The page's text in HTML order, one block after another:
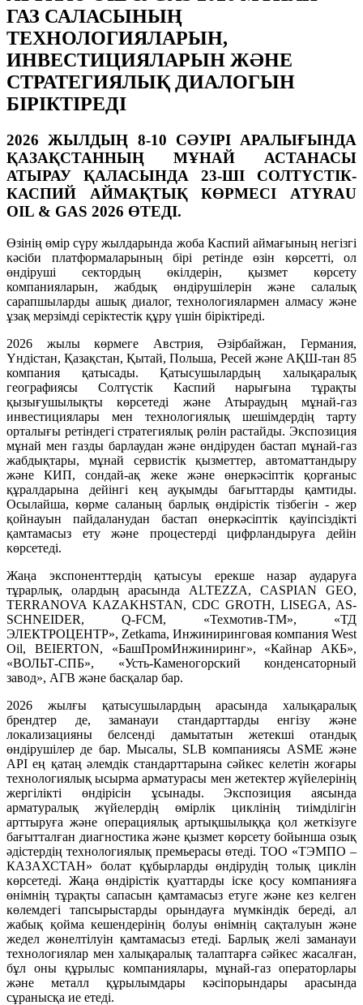
ГАЗ САЛАСЫНЫҢ
ТЕХНОЛОГИЯЛАРЫН,
ИНВЕСТИЦИЯЛАРЫН ЖӘНЕ
СТРАТЕГИЯЛЫҚ ДИАЛОГЫН
БІРІКТІРЕДІ
2026 ЖЫЛДЫҢ 8-10 СӘУІРІ АРАЛЫҒЫНДА
ҚАЗАҚСТАННЫҢ МҰНАЙ АСТАНАСЫ
АТЫРАУ ҚАЛАСЫНДА 23-ШІ СОЛТҮСТІК-
КАСПИЙ АЙМАҚТЫҚ КӨРМЕСІ ATYRAU
OIL & GAS 2026 ӨТЕДІ.
Өзінің өмір сүру жылдарында жоба Каспий аймағының негізгі
кәсіби платформаларының бірі ретінде өзін көрсетті, ол
өндіруші сектордың өкілдерін, қызмет көрсету
компанияларын, жабдық өндірушілерін және салалық
сарапшыларды ашық диалог, технологиялармен алмасу және
ұзақ мерзімді серіктестік құру үшін біріктіреді.
2026 жылы көрмеге Австрия, Әзірбайжан, Германия,
Үндістан, Қазақстан, Қытай, Польша, Ресей және АҚШ-тан 85
компания қатысады. Қатысушылардың халықаралық
географиясы Солтүстік Каспий нарығына тұрақты
қызығушылықты көрсетеді және Атыраудың мұнай-газ
инвестициялары мен технологиялық шешімдердің тарту
орталығы ретіндегі стратегиялық рөлін растайды. Экспозиция
мұнай мен газды барлаудан және өндіруден бастап мұнай-газ
жабдықтары, мұнай сервистік қызметтер, автоматтандыру
және КИП, сондай-ақ жеке және өнеркәсіптік қорғаныс
құралдарына дейінгі кең ауқымды бағыттарды қамтиды.
Осылайша, көрме саланың барлық өндірістік тізбегін - жер
қойнауын пайдаланудан бастап өнеркәсіптік қауіпсіздікті
қамтамасыз ету және процестерді цифрландыруға дейін
көрсетеді.
Жаңа экспоненттердің қатысуы ерекше назар аударуға
тұрарлық, олардың арасында ALTEZZA, CASPIAN GEO,
TERRANOVA KAZAKHSTAN, CDC GROTH, LISEGA, AS-
SCHNEIDER, Q-FCM, «Техмотив-ТМ», «ТД
ЭЛЕКТРОЦЕНТР», Zetkama, Инжиниринговая компания West
Oil, BEIERTON, «БашПромИнжиниринг», «Кайнар АКБ»,
«ВОЛЬТ-СПБ», «Усть-Каменогорский конденсаторный
завод», АГВ және басқалар бар.
2026 жылғы қатысушылардың арасында халықаралық
брендтер де, заманауи стандарттарды енгізу және
локализацияны белсенді дамытатын жетекші отандық
өндірушілер де бар. Мысалы, SLB компаниясы ASME және
API ең қатаң әлемдік стандарттарына сәйкес келетін жоғары
технологиялық ысырма арматурасы мен жетектер жүйелерінің
жергілікті өндірісін ұсынады. Экспозиция аясында
арматуралық жүйелердің өмірлік циклінің тиімділігін
арттыруға және операциялық артықшылыққа қол жеткізуге
бағытталған диагностика және қызмет көрсету бойынша озық
әдістердің технологиялық премьерасы өтеді. ТОО «ТЭМПО –
КАЗАХСТАН» болат құбырларды өндірудің толық циклін
көрсетеді. Жаңа өндірістік қуаттарды іске қосу компанияға
өнімнің тұрақты сапасын қамтамасыз етуге және кез келген
көлемдегі тапсырыстарды орындауға мүмкіндік береді, ал
жабық қойма кешендерінің болуы өнімнің сақталуын және
жедел жөнелтілуін қамтамасыз етеді. Барлық желі заманауи
технологиялар мен халықаралық талаптарға сәйкес жасалған,
бұл оны құрылыс компаниялары, мұнай-газ операторлары
және металл құрылымдары кәсіпорындары арасында
сұранысқа ие етеді.